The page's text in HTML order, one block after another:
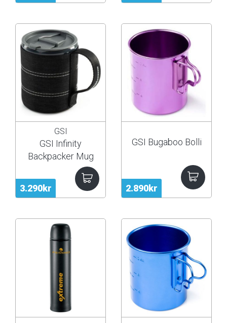
3.290kr
GSI
GSI Infinity
Backpacker Mug
2.890kr
GSI Bugaboo Bolli